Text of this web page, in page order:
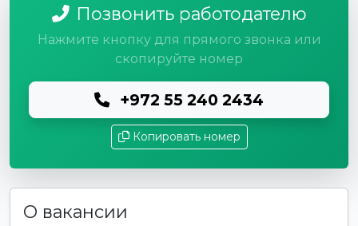
Позвонить работодателю
Нажмите кнопку для прямого звонка или
скопируйте номер
+972 55 240 2434
Копировать номер
О вакансии